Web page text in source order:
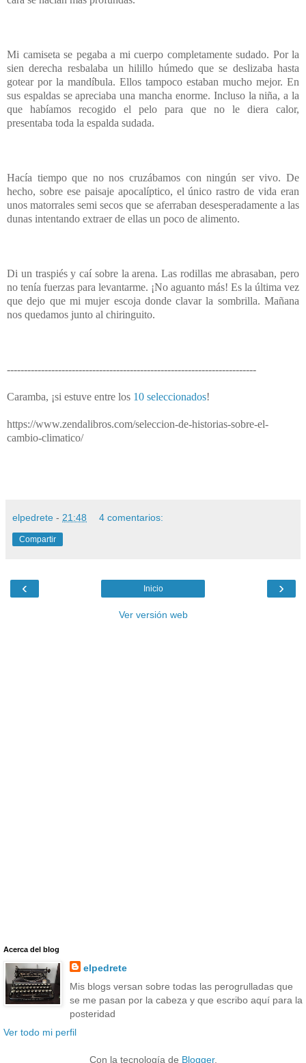
Mi camiseta se pegaba a mi cuerpo completamente sudado. Por la
sien derecha resbalaba un hilillo húmedo que se deslizaba hasta
gotear por la mandíbula. Ellos tampoco estaban mucho mejor. En
sus espaldas se apreciaba una mancha enorme. Incluso la niña, a la
que habíamos recogido el pelo para que no le diera calor,
presentaba toda la espalda sudada.
Hacía tiempo que no nos cruzábamos con ningún ser vivo. De
hecho, sobre ese paisaje apocalíptico, el único rastro de vida eran
unos matorrales semi secos que se aferraban desesperadamente a las
dunas intentando extraer de ellas un poco de alimento.
Di un traspiés y caí sobre la arena. Las rodillas me abrasaban, pero
no tenía fuerzas para levantarme. ¡No aguanto más! Es la última vez
que dejo que mi mujer escoja donde clavar la sombrilla. Mañana
nos quedamos junto al chiringuito.
-------------------------------------------------------------------------
Caramba, ¡si estuve entre los 10 seleccionados!
https://www.zendalibros.com/seleccion-de-historias-sobre-el-
cambio-climatico/
elpedrete - 21:48 4 comentarios:
Compartir
‹ ›
Inicio
Ver versión web
Acerca del blog
elpedrete
Mis blogs versan sobre todas las perogrulladas que
se me pasan por la cabeza y que escribo aquí para la
posteridad
Ver todo mi perfil
Con la tecnología de Blogger.